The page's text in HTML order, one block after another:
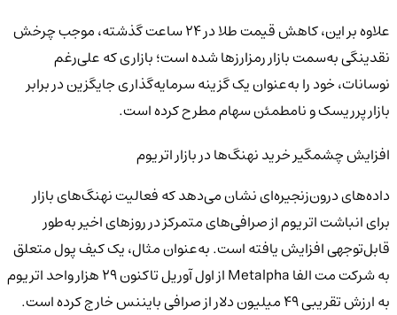
علاوه بر این، کاهش قیمت طلا در ۲۴ ساعت گذشته، موجب چرخش
نقدینگی به‌سمت بازار رمزارزها شده است؛ بازاری که علی‌رغم
نوسانات، خود را به‌عنوان یک گزینه سرمایه‌گذاری جایگزین در برابر
بازار پرریسک و نامطمئن سهام مطرح کرده است.
افزایش چشمگیر خرید نهنگ‌ها در بازار اتریوم
داده‌های درون‌زنجیره‌ای نشان می‌دهد که فعالیت نهنگ‌های بازار
برای انباشت اتریوم از صرافی‌های متمرکز در روزهای اخیر به‌طور
قابل‌توجهی افزایش یافته است. به‌عنوان مثال، یک کیف پول متعلق
به شرکت مت الفا Metalpha از اول آوریل تاکنون ۲۹ هزار واحد اتریوم
به ارزش تقریبی ۴۹ میلیون دلار از صرافی بایننس خارج کرده است.